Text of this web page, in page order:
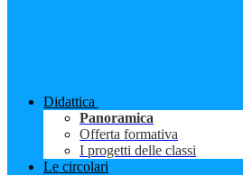
Didattica
Panoramica
Offerta formativa
I progetti delle classi
Le circolari